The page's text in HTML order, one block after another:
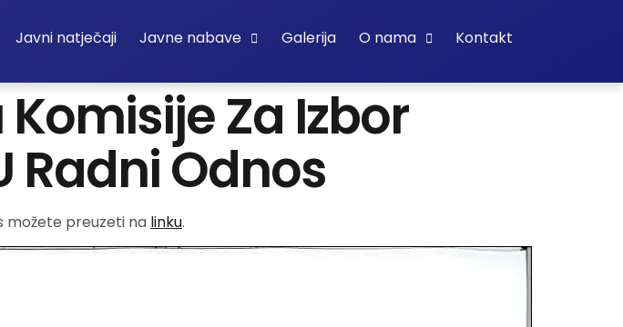
Javni natječaji Javne nabave Galerija O nama Kontakt
Za Izbor
Radni Odnos
možete preuzeti na linku.